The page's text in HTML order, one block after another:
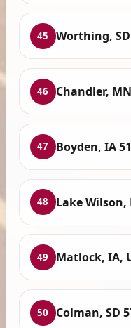
45 Worthing, SD
46 Chandler,
47 Boyden, IA
48 Lake Wilson,
49 Matlock, IA,
50 Colman, SD